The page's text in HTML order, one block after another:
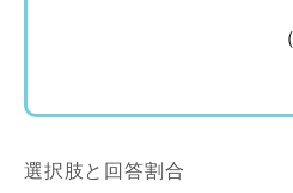
選択肢と回答割合